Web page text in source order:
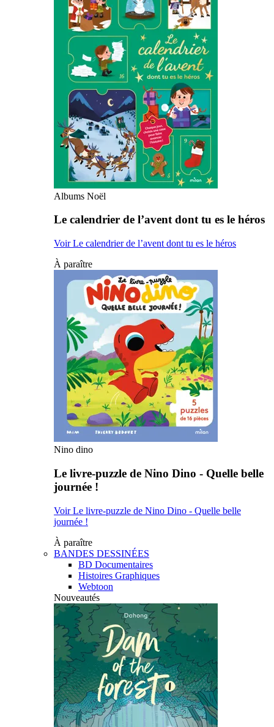
Albums Noël
Le calendrier de l’avent dont tu es le héros
Voir Le calendrier de l’avent dont tu es le héros
À paraître
Nino dino
Le livre-puzzle de Nino Dino - Quelle belle
journée !
Voir Le livre-puzzle de Nino Dino - Quelle belle
journée !
À paraître
BANDES DESSINÉES
BD Documentaires
Histoires Graphiques
Webtoon
Nouveautés